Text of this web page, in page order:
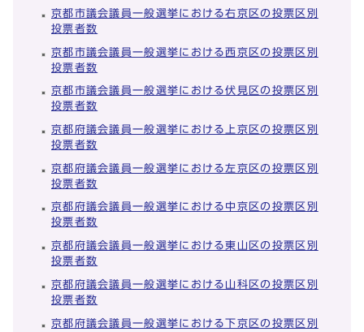
京都市議会議員一般選挙における右京区の投票区別
投票者数
京都市議会議員一般選挙における西京区の投票区別
投票者数
京都市議会議員一般選挙における伏見区の投票区別
投票者数
京都府議会議員一般選挙における上京区の投票区別
投票者数
京都府議会議員一般選挙における左京区の投票区別
投票者数
京都府議会議員一般選挙における中京区の投票区別
投票者数
京都府議会議員一般選挙における東山区の投票区別
投票者数
京都府議会議員一般選挙における山科区の投票区別
投票者数
京都府議会議員一般選挙における下京区の投票区別